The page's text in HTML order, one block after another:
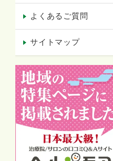
よくあるご質問
サイトマップ